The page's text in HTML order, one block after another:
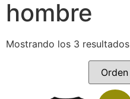
hombre
Mostrando los 3 resultados